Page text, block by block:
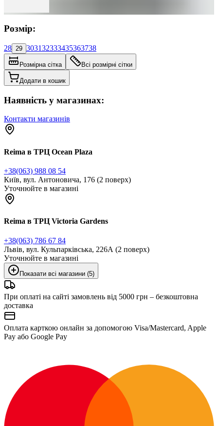
Розмір:
28 29 303132333435363738
Розмірна сітка Всі розмірні сітки
Додати в кошик
Наявність у магазинах:
Контакти магазинів
Reima в ТРЦ Ocean Plaza
+38(063) 988 08 54
Київ, вул. Антоновича, 176 (2 поверх)
Уточнюйте в магазині
Reima в ТРЦ Victoria Gardens
+38(063) 786 67 84
Львів, вул. Кульпарківська, 226А (2 поверх)
Уточнюйте в магазині
Показати всі магазини (5)
При оплаті на сайті замовлень від 5000 грн – безкоштовна
доставка
Оплата карткою онлайн за допомогою Visa/Mastercard, Apple
Pay або Google Pay